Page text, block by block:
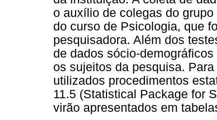
o auxílio de colegas do
do curso de Psicologia, que
pesquisadora. Além dos
de dados sócio-
os sujeitos da pesquisa.
utilizados procedimentos
11.5 (Statistical Package for
virão apresentados em